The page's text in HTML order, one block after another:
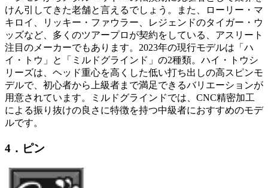
けん引してきた老舗と言えるでしょう。また、ローリー・マ
キロイ、リッキー・ファウラー、レジェンドのタイガー・ウ
ッズなど、多くのツアープロが契約をしている、アスリート
注目のメーカーでもあります。2023年の現行モデルは「ハ
イ・トウ」と「ミルドグラインド」の2種類。ハイ・トウシ
リーズは、ヘッド重心を高くした低い打ち出しの高スピンモ
デルで、初心者から上級者まで満足できるバリエーションが
用意されています。ミルドグラインドでは、CNC精密加工
による振り抜けの良さに特徴を持つ中級者におすすめのモデ
ルです。
4．ピン